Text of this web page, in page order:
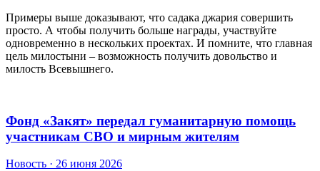
Примеры выше доказывают, что садака джария совершить
просто. А чтобы получить больше награды, участвуйте
одновременно в нескольких проектах. И помните, что главная
цель милостыни – возможность получить довольство и
милость Всевышнего.
Фонд «Закят» передал гуманитарную помощь
участникам СВО и мирным жителям
Новость · 26 июня 2026